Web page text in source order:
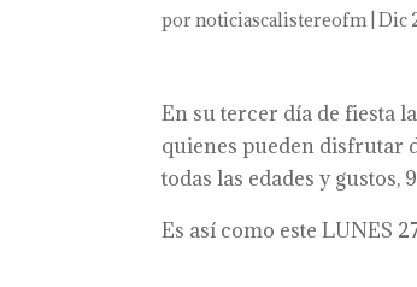
pornoticiascalistereofm|Dic
En su tercer día de fiesta
quienes pueden disfrutar
todas las edades y
Es así como este LUNES